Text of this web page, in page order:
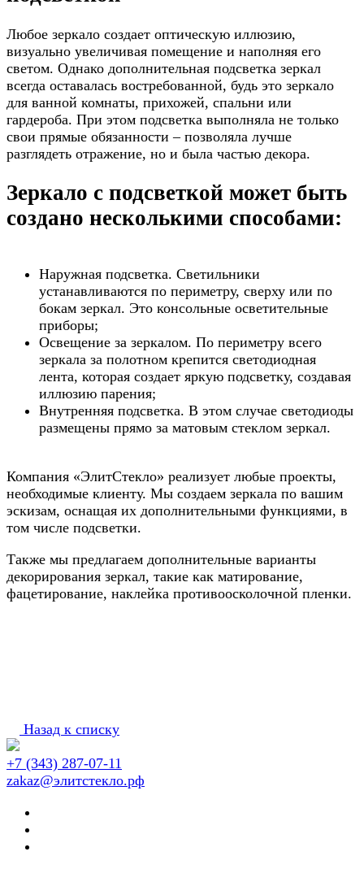
Любое зеркало создает оптическую иллюзию,
визуально увеличивая помещение и наполняя его
светом. Однако дополнительная подсветка зеркал
всегда оставалась востребованной, будь это зеркало
для ванной комнаты, прихожей, спальни или
гардероба. При этом подсветка выполняла не только
свои прямые обязанности – позволяла лучше
разглядеть отражение, но и была частью декора.
Зеркало с подсветкой может быть
создано несколькими способами:
Наружная подсветка. Светильники
устанавливаются по периметру, сверху или по
бокам зеркал. Это консольные осветительные
приборы;
Освещение за зеркалом. По периметру всего
зеркала за полотном крепится светодиодная
лента, которая создает яркую подсветку, создавая
иллюзию парения;
Внутренняя подсветка. В этом случае светодиоды
размещены прямо за матовым стеклом зеркал.
Компания «ЭлитСтекло» реализует любые проекты,
необходимые клиенту. Мы создаем зеркала по вашим
эскизам, оснащая их дополнительными функциями, в
том числе подсветки.
Также мы предлагаем дополнительные варианты
декорирования зеркал, такие как матирование,
фацетирование, наклейка противоосколочной пленки.
Назад к списку
+7 (343) 287-07-11
zakaz@элитстекло.рф